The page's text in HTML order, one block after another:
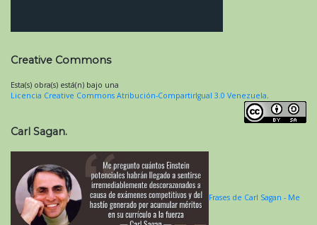
Creative Commons
Esta(s) obra(s) está(n) bajo una
Licencia Creative Commons Atribución-CompartirIgual 3.0 Venezuela.
Carl Sagan.
Frases de Carl Sagan - Me